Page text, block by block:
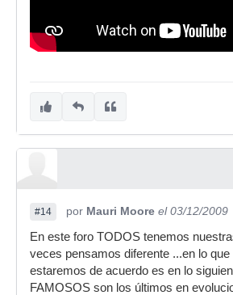
#14 por Mauri Moore el 03/12/2009
En este foro TODOS tenemos
veces pensamos diferente ...en lo
estaremos de acuerdo es en lo
FAMOSOS son los últimos en